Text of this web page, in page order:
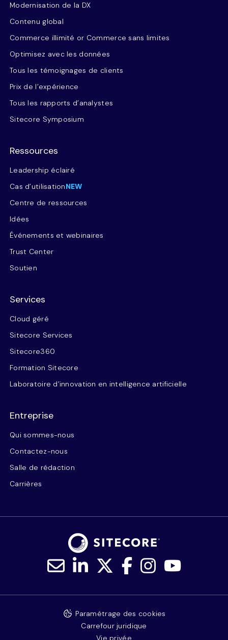
Modernisation de la DX
Contenu global
Commerce illimité or Commerce sans limites
Optimisez avec les données
Tous les témoignages de clients
Prix de l’expérience
Tous les rapports d’analystes
Sitecore Symposium
Ressources
Leadership éclairé
Cas d’utilisationNEW
Centre de ressources
Idées
Événements et webinaires
Trust Center
Soutien
Services
Cloud géré
Sitecore Services
Sitecore360
Formation Sitecore
Laboratoire d’innovation en intelligence artificielle
Entreprise
Qui sommes-nous
Contactez-nous
Salle de rédaction
Carrières
Paramétrage des cookies
Carrefour juridique
Vie privée